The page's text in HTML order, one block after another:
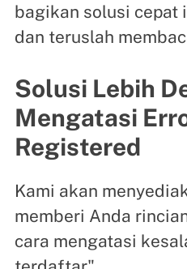
bagikan solusi cepat
dan teruslah
Solusi Lebih
Mengatasi
Registered
Kami akan
memberi Anda
cara mengatasi